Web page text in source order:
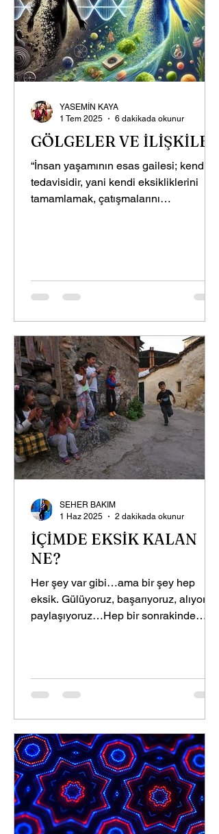
GÖLGELER VE İLİŞKİLER
“İnsan yaşamının esas gailesi; kendi
tedavisidir, yani kendi eksikliklerini
tamamlamak, çatışmalarını
YASEMİN KAYA
1 Tem 2025
6 dakikada okunur
İÇİMDE EKSİK KALAN
NE?
Her şey var gibi…ama bir şey hep
eksik. Gülüyoruz, başarıyoruz, alıyoruz,
paylaşıyoruz…Hep bir sonrakinde
SEHER BAKIM
1 Haz 2025
2 dakikada okunur